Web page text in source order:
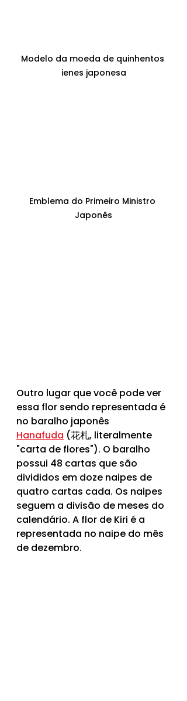
Modelo da moeda de quinhentos
ienes japonesa
Emblema do Primeiro Ministro
Japonês
Outro lugar que você pode ver
essa flor sendo representada é
no baralho japonês
Hanafuda (花札, literalmente
"carta de flores"). O baralho
possui 48 cartas que são
divididos em doze naipes de
quatro cartas cada. Os naipes
seguem a divisão de meses do
calendário. A flor de Kiri é a
representada no naipe do mês
de dezembro.